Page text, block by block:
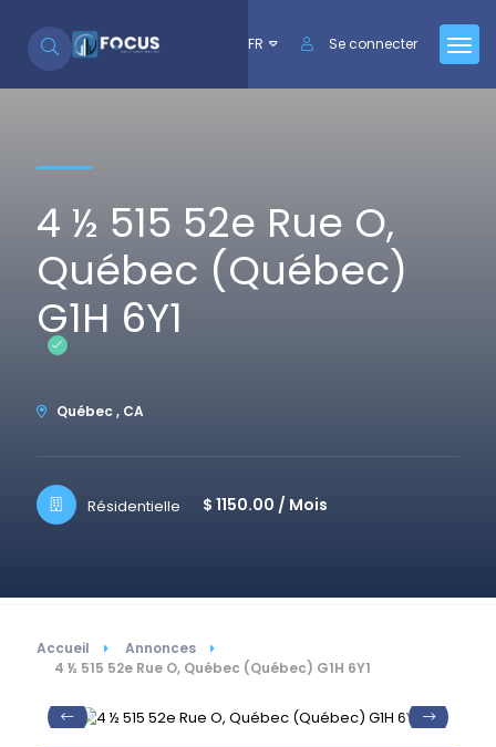
Se connecter
FR
4 ½ 515 52e Rue O,
Québec (Québec)
G1H 6Y1
Québec , CA
Résidentielle $ 1150.00 / Mois
Accueil
Annonces
4 ½ 515 52e Rue O, Québec (Québec) G1H 6Y1